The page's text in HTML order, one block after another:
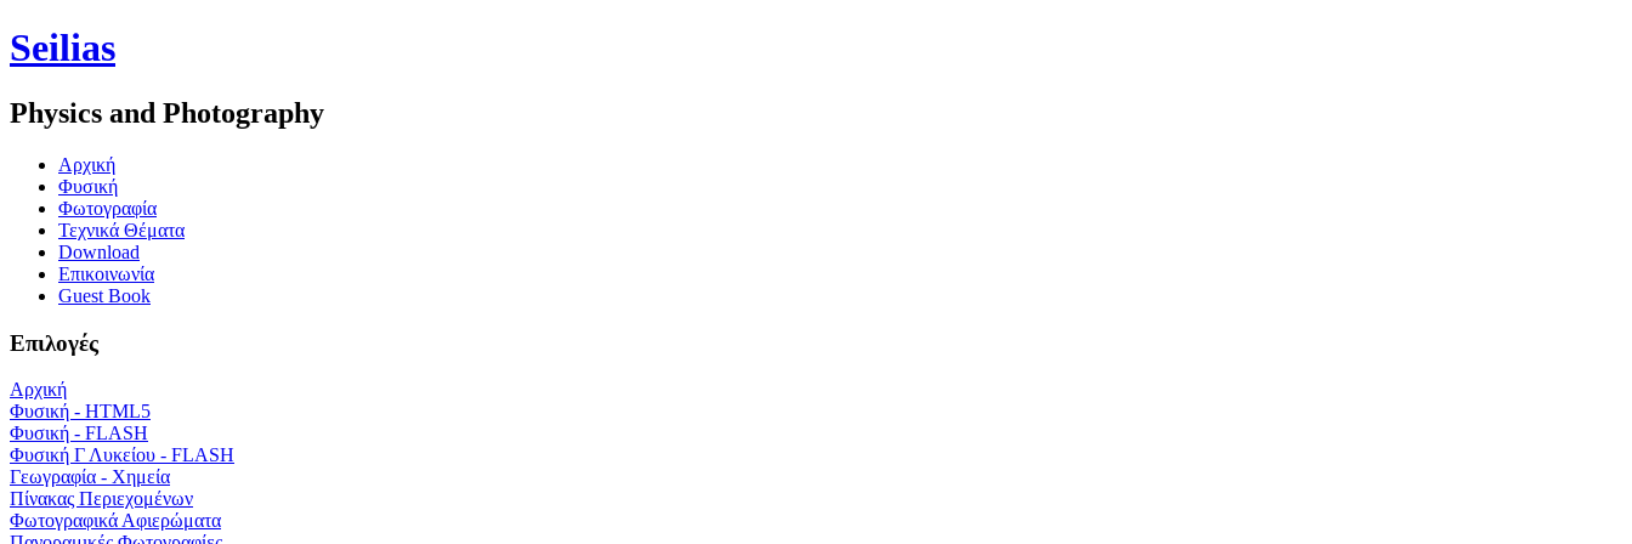
Seilias
Physics and Photography
Aρχική
Φυσική
Φωτογραφία
Τεχνικά Θέματα
Download
Επικοινωνία
Guest Book
Επιλογές
Αρχική
Φυσική - HTML5
Φυσική - FLASH
Φυσική Γ Λυκείου - FLASH
Γεωγραφία - Χημεία
Πίνακας Περιεχομένων
Φωτογραφικά Αφιερώματα